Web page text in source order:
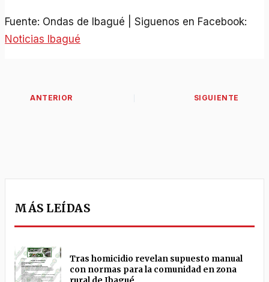
Fuente: Ondas de Ibagué | Siguenos en Facebook:
Noticias Ibagué
MÁS LEÍDAS
Tras homicidio revelan supuesto manual
con normas para la comunidad en zona